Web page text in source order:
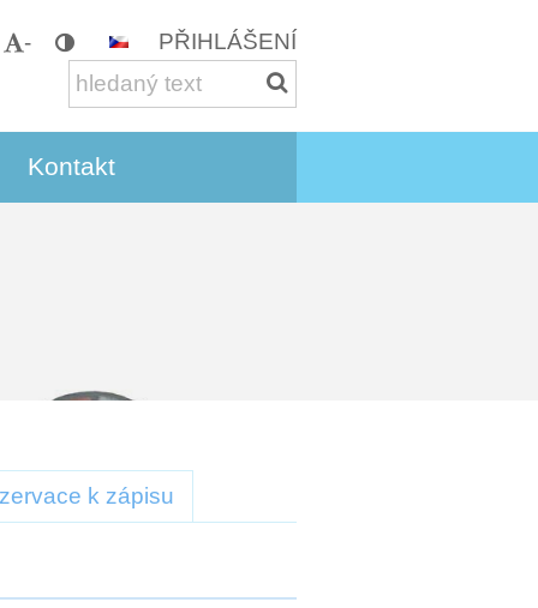
- PŘIHLÁŠENÍ
Kontakt
k zápisu